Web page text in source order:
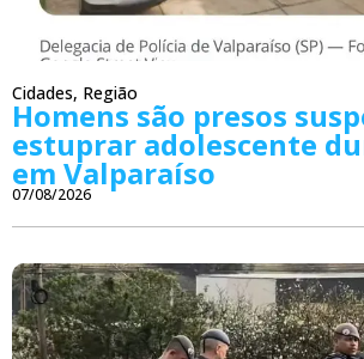
Cidades, Região
Homens são presos
estuprar adolescente
em Valparaíso
07/08/2026